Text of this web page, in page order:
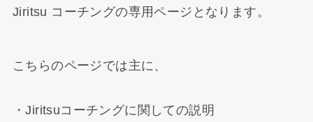
Jiritsu コーチングの専用ページとなります。
こちらのページでは主に、
・Jiritsuコーチングに関しての説明